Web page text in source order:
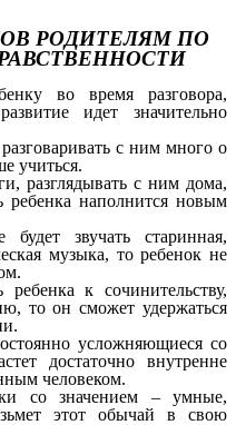
РОДИТЕЛЯМ ПО
во время разговора,
идет значительно
с ним много о
учиться.
разглядывать с ним дома,
ребенка наполнится новым
звучать старинная,
музыка, то ребенок не
к сочинительству,
то он сможет удержаться
усложняющиеся со
достаточно внутренне
человеком.
со значением – умные,
этот обычай в свою